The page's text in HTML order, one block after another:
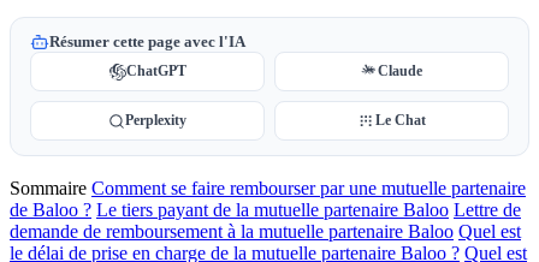
Résumer cette page avec l'IA
ChatGPT Claude
Perplexity Le Chat
Sommaire Comment se faire rembourser par une mutuelle partenaire
de Baloo ? Le tiers payant de la mutuelle partenaire Baloo Lettre de
demande de remboursement à la mutuelle partenaire Baloo Quel est
le délai de prise en charge de la mutuelle partenaire Baloo ? Quel est